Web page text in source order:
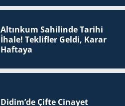
Altınkum Sahilinde Tarihi
İhale! Teklifler Geldi, Karar
Haftaya
Didim’de Çifte Ci­na­yet